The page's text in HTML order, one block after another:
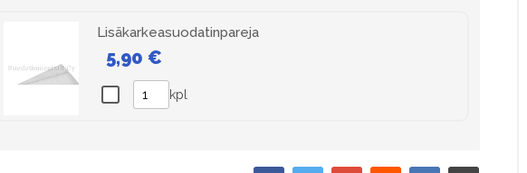
Lisäkarkeasuodatinpareja
5,90 €
kpl